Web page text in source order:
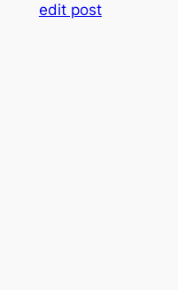
edit post